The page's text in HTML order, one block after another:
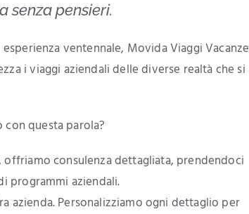
senza pensieri.
ventennale, Movida Viaggi Vacanze
i viaggi aziendali delle diverse realtà che si
con questa parola?
consulenza dettagliata, prendendoci
programmi aziendali.
azienda. Personalizziamo ogni dettaglio per